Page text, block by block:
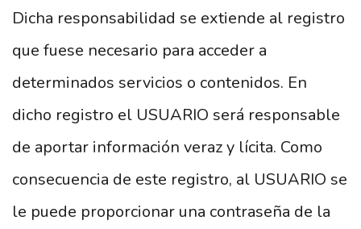
Dicha responsabilidad se extiende al registro
que fuese necesario para acceder a
determinados servicios o contenidos. En
dicho registro el USUARIO será responsable
de aportar información veraz y lícita. Como
consecuencia de este registro, al USUARIO se
le puede proporcionar una contraseña de la